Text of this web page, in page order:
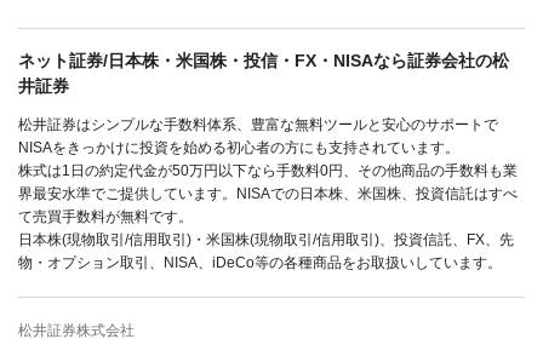
ネット証券/日本株・米国株・投信・FX・NISAなら証券会社の松
井証券
松井証券はシンプルな手数料体系、豊富な無料ツールと安心のサポートで
NISAをきっかけに投資を始める初心者の方にも支持されています。
株式は1日の約定代金が50万円以下なら手数料0円、その他商品の手数料も業
界最安水準でご提供しています。NISAでの日本株、米国株、投資信託はすべ
て売買手数料が無料です。
日本株(現物取引/信用取引)・米国株(現物取引/信用取引)、投資信託、FX、先
物・オプション取引、NISA、iDeCo等の各種商品をお取扱いしています。
松井証券株式会社